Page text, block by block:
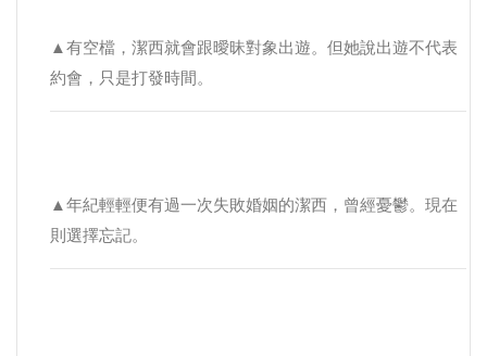
▲有空檔，潔西就會跟曖昧對象出遊。但她說出遊不代表
約會，只是打發時間。
▲年紀輕輕便有過一次失敗婚姻的潔西，曾經憂鬱。現在
則選擇忘記。